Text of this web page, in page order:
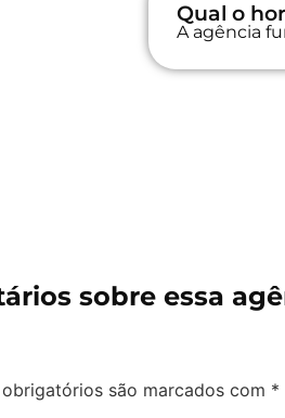
Qual o
A agência
sobre essa
são marcados com *